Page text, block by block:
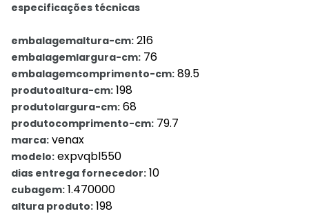
especificações técnicas
embalagemaltura-cm: 216
embalagemlargura-cm: 76
embalagemcomprimento-cm: 89.5
produtoaltura-cm: 198
produtolargura-cm: 68
produtocomprimento-cm: 79.7
marca: venax
modelo: expvqbl550
dias entrega fornecedor: 10
cubagem: 1.470000
altura produto: 198